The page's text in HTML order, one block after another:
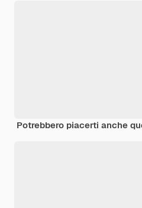
Potrebbero piacerti anche